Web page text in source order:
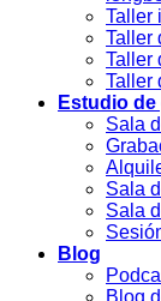
Taller
Taller
Taller
Taller
Estudio
Sala
Sala
Sala
Blog
Blog